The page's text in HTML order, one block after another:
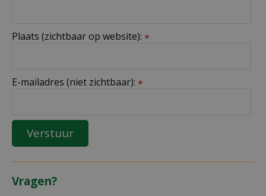
Plaats (zichtbaar op website): *
E-mailadres (niet zichtbaar): *
Vragen?